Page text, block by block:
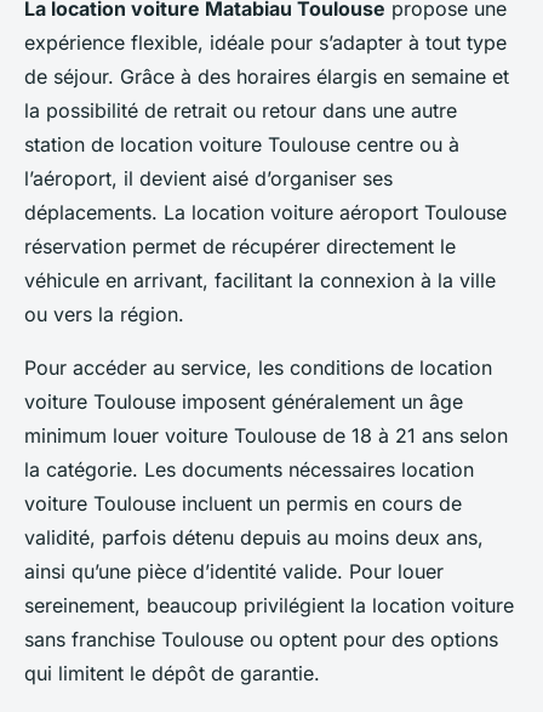
La location voiture Matabiau Toulouse propose une
expérience flexible, idéale pour s’adapter à tout type
de séjour. Grâce à des horaires élargis en semaine et
la possibilité de retrait ou retour dans une autre
station de location voiture Toulouse centre ou à
l’aéroport, il devient aisé d’organiser ses
déplacements. La location voiture aéroport Toulouse
réservation permet de récupérer directement le
véhicule en arrivant, facilitant la connexion à la ville
ou vers la région.
Pour accéder au service, les conditions de location
voiture Toulouse imposent généralement un âge
minimum louer voiture Toulouse de 18 à 21 ans selon
la catégorie. Les documents nécessaires location
voiture Toulouse incluent un permis en cours de
validité, parfois détenu depuis au moins deux ans,
ainsi qu’une pièce d’identité valide. Pour louer
sereinement, beaucoup privilégient la location voiture
sans franchise Toulouse ou optent pour des options
qui limitent le dépôt de garantie.